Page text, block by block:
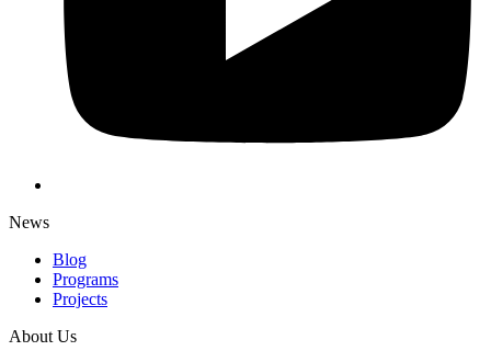
News
Blog
Programs
Projects
About Us